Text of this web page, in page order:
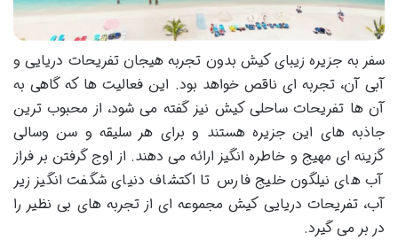
سفر به جزیره زیبای کیش بدون تجربه هیجان تفریحات دریایی و
آبی آن، تجربه ای ناقص خواهد بود. این فعالیت ها که گاهی به
آن ها تفریحات ساحلی کیش نیز گفته می شود، از محبوب ترین
جاذبه های این جزیره هستند و برای هر سلیقه و سن وسالی
گزینه ای مهیج و خاطره انگیز ارائه می دهند. از اوج گرفتن بر فراز
آب های نیلگون خلیج فارس تا اکتشاف دنیای شگفت انگیز زیر
آب، تفریحات دریایی کیش مجموعه ای از تجربه های بی نظیر را
در بر می گیرد.